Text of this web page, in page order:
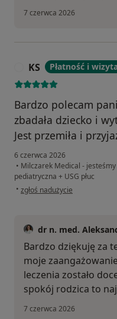
7 czerwca 2026
KS Płatność i
Bardzo polecam
zbadała dziecko i
Jest przemiła i
6 czerwca 2026
• Milczarek Medical -
pediatryczna + USG płuc
• w opinii użytkownika KS
zgłoś nadużycie
dr n. med.
Bardzo dziękuję za
moje
leczenia zostało
spokój rodzica to
7 czerwca 2026